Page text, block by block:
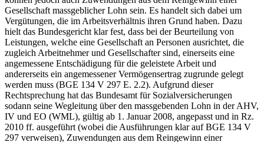
Gesellschaft massgeblicher Lohn sein. Es handelt sich dabei um
Vergütungen, die im Arbeitsverhältnis ihren Grund haben. Dazu
hielt das Bundesgericht klar fest, dass bei der Beurteilung von
Leistungen, welche eine Gesellschaft an Personen ausrichtet, die
zugleich Arbeitnehmer und Gesellschafter sind, einerseits eine
angemessene Entschädigung für die geleistete Arbeit und
andererseits ein angemessener Vermögensertrag zugrunde gelegt
werden muss (BGE 134 V 297 E. 2.2). Aufgrund dieser
Rechtsprechung hat das Bundesamt für Sozialversicherungen
sodann seine Wegleitung über den massgebenden Lohn in der AHV,
IV und EO (WML), gültig ab 1. Januar 2008, angepasst und in Rz.
2010 ff. ausgeführt (wobei die Ausführungen klar auf BGE 134 V
297 verweisen), Zuwendungen aus dem Reingewinn einer